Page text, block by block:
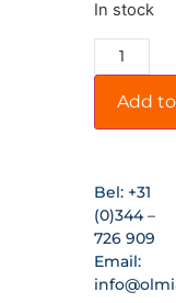
In stock
Add
Bel: +31
(0)344 –
726 909
Email: